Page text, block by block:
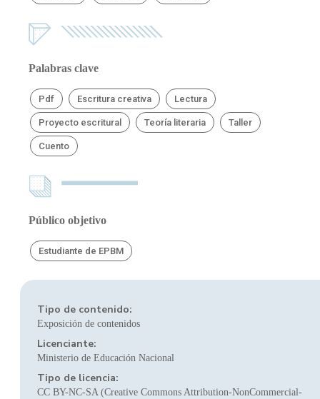
Palabras clave
Pdf Escritura creativa Lectura
Proyecto escritural Teoría literaria Taller
Cuento
Público objetivo
Estudiante de EPBM
Tipo de contenido:
Exposición de contenidos
Licenciante:
Ministerio de Educación Nacional
Tipo de licencia:
CC BY-NC-SA (Creative Commons Attribution-NonCommercial-